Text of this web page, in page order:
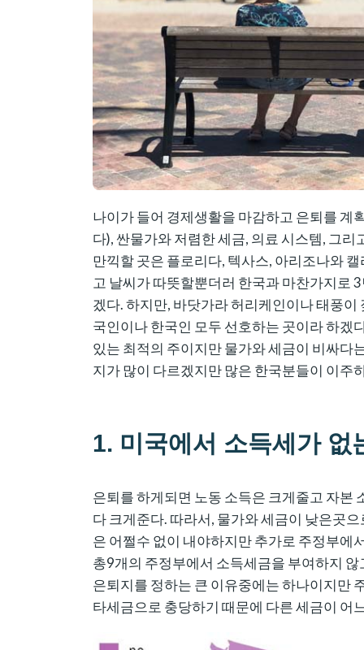
나이가 들어 경제생활을 마감하고 은퇴를 계
다), 싼물가와 저렴한 세금, 의료 시스템, 그
만끽할 곳은 플로리다, 텍사스, 아리조나와
고 날씨가 따뜻할뿐더러 한국과 마찬가지로
겠다. 하지만, 바닷가라 허리케인이나 태풍
국인이나 한국인 모두 선호하는 곳이라 하겠
있는 최적의 주이지만 물가와 세금이 비싸다
지가 많이 다르겠지만 많은 한국분들이 이주
1. 미국에서 소득세가 없
은퇴를 하게되면 노동 소득은 크게줄고 자본
다 크게준다. 따라서, 물가와 세금이 낮은곳
은 어쩔수 없이 내야하지만 추가로 주정부에
총9개의 주정부에서 소득세금을 부여하지
은퇴지를 정하는 큰 이유중에는 하나이지만
타세금으로 충당하기 때문에 다른 세금이 어